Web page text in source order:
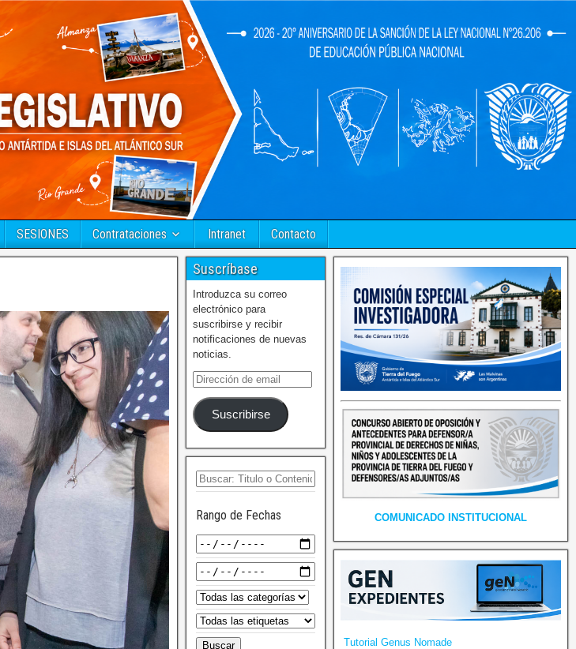
SESIONES Contrataciones Intranet Contacto
Suscríbase
Introduzca su correo
electrónico para
suscribirse y recibir
notificaciones de nuevas
noticias.
Suscribirse
Rango de Fechas COMUNICADO INSTITUCIONAL
Tutorial Genus Nomade